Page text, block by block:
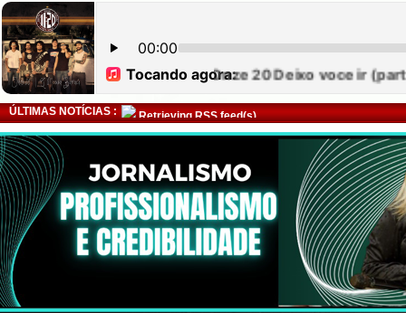
ÚLTIMAS NOTÍCIAS : Retrieving RSS feed(s)